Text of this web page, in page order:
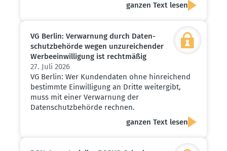
ganzen Text lesen
VG Berlin: Verwarnung durch Daten­
schutz­be­hörde wegen unzurei­chender
Werbe­ein­wil­ligung ist recht­mäßig
27. Juli 2026
VG Berlin: Wer Kundendaten ohne hinreichend
bestimmte Einwilligung an Dritte weitergibt,
muss mit einer Verwarnung der
Datenschutzbehörde rechnen.
ganzen Text lesen